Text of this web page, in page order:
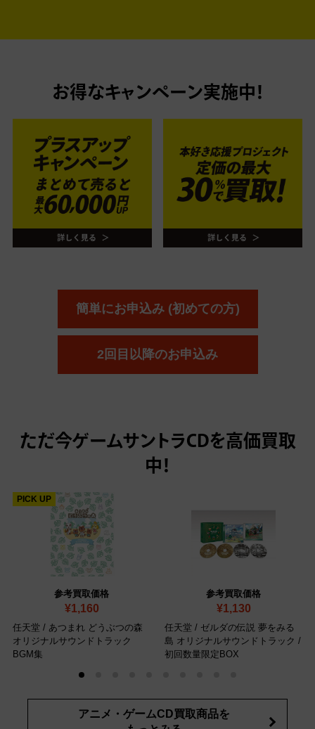
お得なキャンペーン実施中！
簡単にお申込み (初めての方)
2回目以降のお申込み
ただ今ゲームサントラCDを高価買取
中！
参考買取価格
¥1,160
PICK UP
任天堂 / あつまれ どうぶつの森
オリジナルサウンドトラック
BGM集
参考買取価格
¥1,130
任天堂 / ゼルダの伝説 夢をみる
島 オリジナルサウンドトラック /
初回数量限定BOX
アニメ・ゲームCD買取商品を